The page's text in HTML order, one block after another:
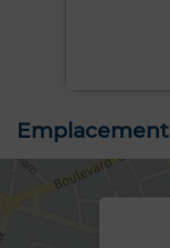
Emplacement